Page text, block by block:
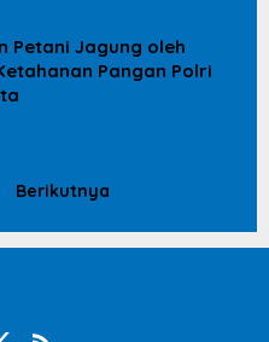
Petani Jagung oleh
Pangan Polri
Berikutnya